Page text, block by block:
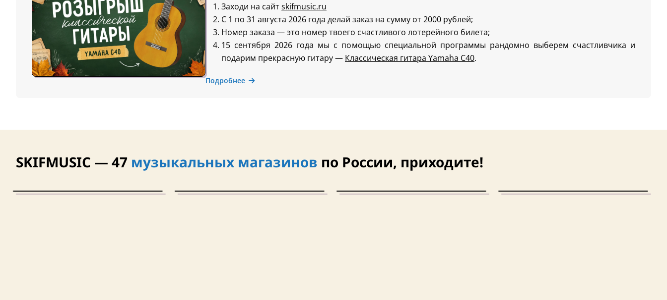
Заходи на сайтskifmusic.ru
С 1 по 31 августа 2026 года делай заказ на сумму от 2000 рублей;
Номер заказа — это номер твоего счастливого лотерейного билета;
15 сентября 2026 года мы с помощью специальной программы рандомно выберем счастливчика и
подарим прекрасную гитару — Классическая гитара Yamaha C40.
Подробнее
SKIFMUSIC — 47 музыкальных магазинов по России, приходите!